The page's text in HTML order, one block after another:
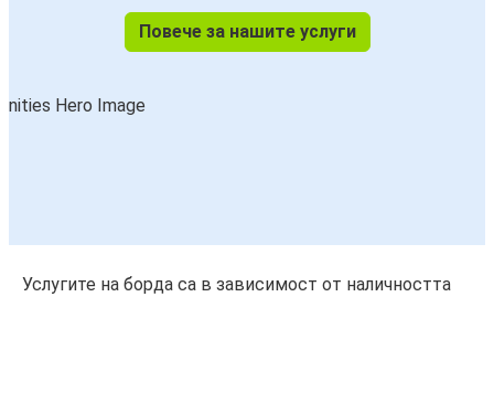
Повече за нашите услуги
Услугите на борда са в зависимост от наличността